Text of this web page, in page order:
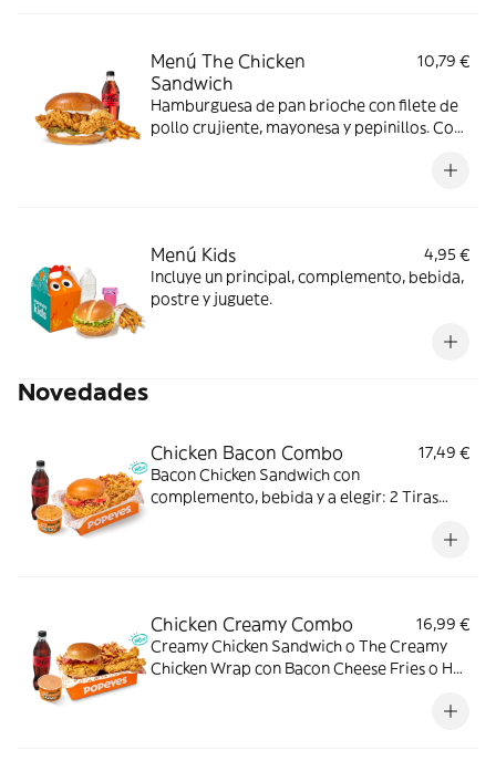
Menú The Chicken
Sandwich
10,79 €
Hamburguesa de pan brioche con filete de
pollo crujiente, mayonesa y pepinillos. Con
Menú Kids
4,95 €
Incluye un principal, complemento, bebida,
postre y juguete.
Novedades
Chicken Bacon Combo
17,49 €
Bacon Chicken Sandwich con
complemento, bebida y a elegir: 2 Tiras
Nuggets. Ideal para los que creen que todo
Chicken Creamy Combo
16,99 €
Creamy Chicken Sandwich o The Creamy
Chicken Wrap con Bacon Cheese Fries o Hot